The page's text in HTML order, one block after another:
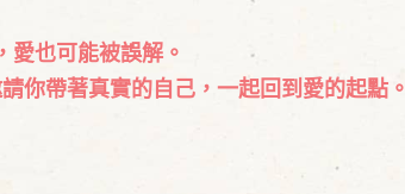
愛也可能被誤解。
你帶著真實的自己，一起回到愛的起點。